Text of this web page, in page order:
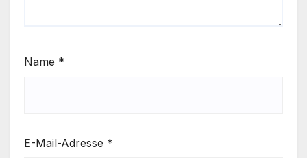
Name *
E-Mail-Adresse *